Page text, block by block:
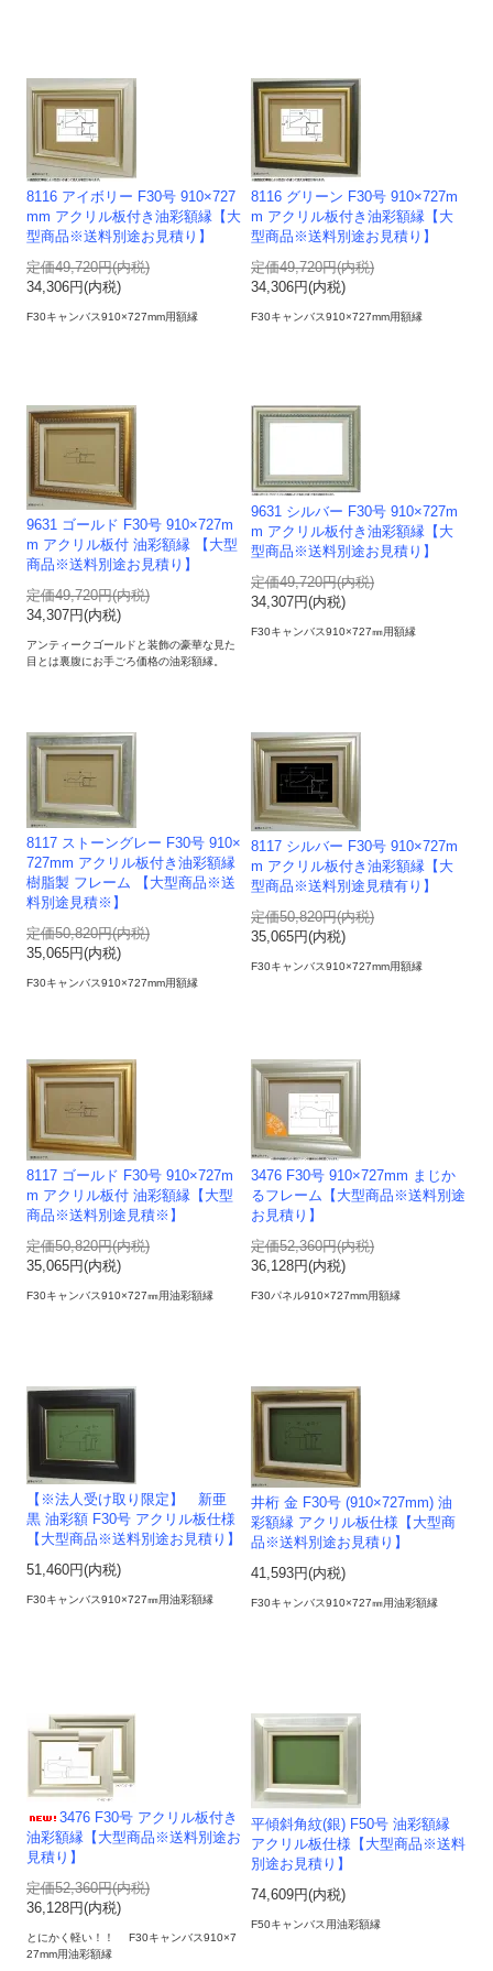
8116 アイボリー F30号 910×727
mm アクリル板付き油彩額縁【大
型商品※送料別途お見積り】
定価49,720円(内税)
34,306円(内税)
F30キャンバス910×727mm用額縁
8116 グリーン F30号 910×727m
m アクリル板付き油彩額縁【大
型商品※送料別途お見積り】
定価49,720円(内税)
34,306円(内税)
F30キャンバス910×727mm用額縁
9631 ゴールド F30号 910×727m
m アクリル板付 油彩額縁 【大型
商品※送料別途お見積り】
定価49,720円(内税)
34,307円(内税)
アンティークゴールドと装飾の豪華な見た
目とは裏腹にお手ごろ価格の油彩額縁。
9631 シルバー F30号 910×727m
m アクリル板付き油彩額縁【大
型商品※送料別途お見積り】
定価49,720円(内税)
34,307円(内税)
F30キャンバス910×727㎜用額縁
8117 ストーングレー F30号 910×
727mm アクリル板付き油彩額縁
樹脂製 フレーム 【大型商品※送
料別途見積※】
定価50,820円(内税)
35,065円(内税)
F30キャンバス910×727mm用額縁
8117 シルバー F30号 910×727m
m アクリル板付き油彩額縁【大
型商品※送料別途見積有り】
定価50,820円(内税)
35,065円(内税)
F30キャンバス910×727mm用額縁
8117 ゴールド F30号 910×727m
m アクリル板付 油彩額縁【大型
商品※送料別途見積※】
定価50,820円(内税)
35,065円(内税)
F30キャンバス910×727㎜用油彩額縁
3476 F30号 910×727mm まじか
るフレーム【大型商品※送料別途
お見積り】
定価52,360円(内税)
36,128円(内税)
F30パネル910×727mm用額縁
【※法人受け取り限定】 新亜
黒 油彩額 F30号 アクリル板仕様
【大型商品※送料別途お見積り】
51,460円(内税)
F30キャンバス910×727㎜用油彩額縁
井桁 金 F30号 (910×727mm) 油
彩額縁 アクリル板仕様【大型商
品※送料別途お見積り】
41,593円(内税)
F30キャンバス910×727㎜用油彩額縁
3476 F30号 アクリル板付き
油彩額縁【大型商品※送料別途お
見積り】
定価52,360円(内税)
36,128円(内税)
とにかく軽い！！ F30キャンバス910×7
27mm用油彩額縁
平傾斜角紋(銀) F50号 油彩額縁
アクリル板仕様【大型商品※送料
別途お見積り】
74,609円(内税)
F50キャンバス用油彩額縁